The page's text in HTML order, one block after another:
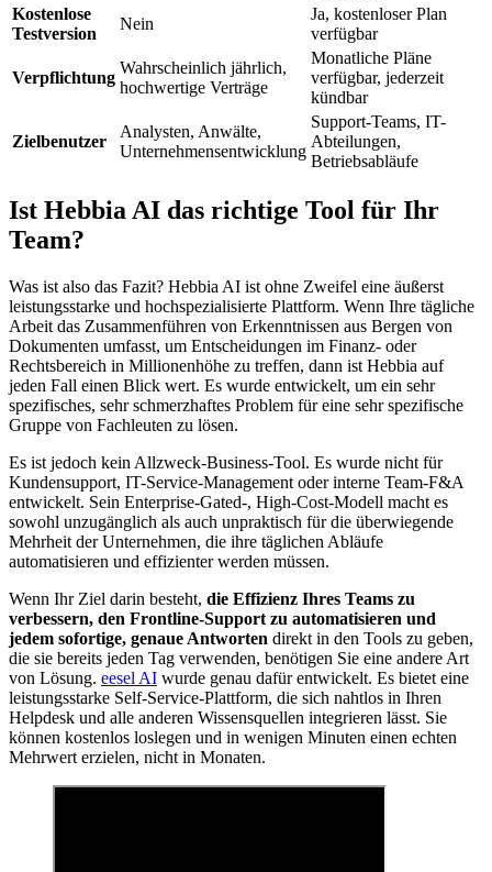
Kostenlose
Testversion
Nein
Ja, kostenloser Plan
verfügbar
Verpflichtung
Wahrscheinlich jährlich,
hochwertige Verträge
Monatliche Pläne
verfügbar, jederzeit
kündbar
Zielbenutzer
Analysten, Anwälte,
Unternehmensentwicklung
Support-Teams, IT-
Abteilungen,
Betriebsabläufe
Ist Hebbia AI das richtige Tool für Ihr
Team?
Was ist also das Fazit? Hebbia AI ist ohne Zweifel eine äußerst
leistungsstarke und hochspezialisierte Plattform. Wenn Ihre tägliche
Arbeit das Zusammenführen von Erkenntnissen aus Bergen von
Dokumenten umfasst, um Entscheidungen im Finanz- oder
Rechtsbereich in Millionenhöhe zu treffen, dann ist Hebbia auf
jeden Fall einen Blick wert. Es wurde entwickelt, um ein sehr
spezifisches, sehr schmerzhaftes Problem für eine sehr spezifische
Gruppe von Fachleuten zu lösen.
Es ist jedoch kein Allzweck-Business-Tool. Es wurde nicht für
Kundensupport, IT-Service-Management oder interne Team-F&A
entwickelt. Sein Enterprise-Gated-, High-Cost-Modell macht es
sowohl unzugänglich als auch unpraktisch für die überwiegende
Mehrheit der Unternehmen, die ihre täglichen Abläufe
automatisieren und effizienter werden müssen.
Wenn Ihr Ziel darin besteht, die Effizienz Ihres Teams zu
verbessern, den Frontline-Support zu automatisieren und
jedem sofortige, genaue Antworten direkt in den Tools zu geben,
die sie bereits jeden Tag verwenden, benötigen Sie eine andere Art
von Lösung. eesel AI wurde genau dafür entwickelt. Es bietet eine
leistungsstarke Self-Service-Plattform, die sich nahtlos in Ihren
Helpdesk und alle anderen Wissensquellen integrieren lässt. Sie
können kostenlos loslegen und in wenigen Minuten einen echten
Mehrwert erzielen, nicht in Monaten.